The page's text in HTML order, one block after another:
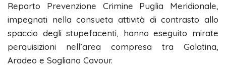
Reparto Prevenzione Crimine Puglia Meridionale,
impegnati nella consueta attività di contrasto allo
spaccio degli stupefacenti, hanno eseguito mirate
perquisizioni nell’area compresa tra Galatina,
Aradeo e Sogliano Cavour.